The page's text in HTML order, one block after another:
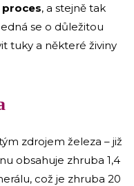
, a stejně tak
se o důležitou
tuky a některé živiny
zdrojem železa – již
obsahuje zhruba 1,4
což je zhruba 20